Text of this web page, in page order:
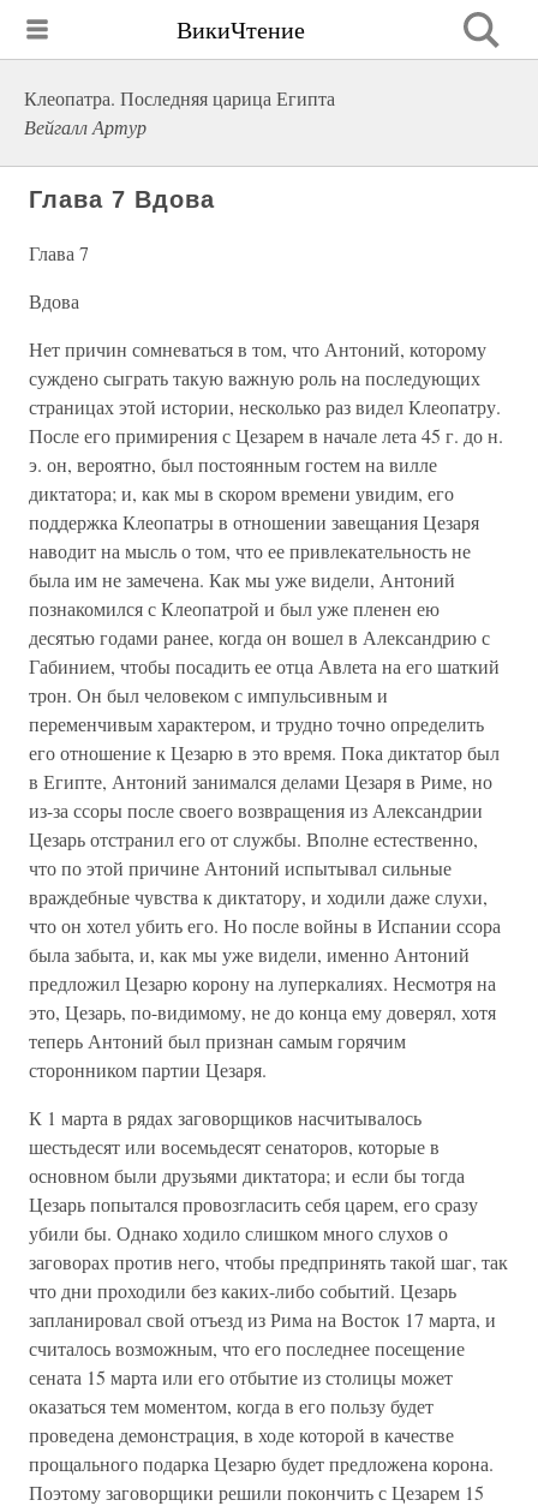
ВикиЧтение
Клеопатра. Последняя царица Египта
Вейгалл Артур
Глава 7 Вдова
Глава 7
Вдова
Нет причин сомневаться в том, что Антоний, которому
суждено сыграть такую важную роль на последующих
страницах этой истории, несколько раз видел Клеопатру.
После его примирения с Цезарем в начале лета 45 г. до н.
э. он, вероятно, был постоянным гостем на вилле
диктатора; и, как мы в скором времени увидим, его
поддержка Клеопатры в отношении завещания Цезаря
наводит на мысль о том, что ее привлекательность не
была им не замечена. Как мы уже видели, Антоний
познакомился с Клеопатрой и был уже пленен ею
десятью годами ранее, когда он вошел в Александрию с
Габинием, чтобы посадить ее отца Авлета на его шаткий
трон. Он был человеком с импульсивным и
переменчивым характером, и трудно точно определить
его отношение к Цезарю в это время. Пока диктатор был
в Египте, Антоний занимался делами Цезаря в Риме, но
из-за ссоры после своего возвращения из Александрии
Цезарь отстранил его от службы. Вполне естественно,
что по этой причине Антоний испытывал сильные
враждебные чувства к диктатору, и ходили даже слухи,
что он хотел убить его. Но после войны в Испании ссора
была забыта, и, как мы уже видели, именно Антоний
предложил Цезарю корону на луперкалиях. Несмотря на
это, Цезарь, по-видимому, не до конца ему доверял, хотя
теперь Антоний был признан самым горячим
сторонником партии Цезаря.
К 1 марта в рядах заговорщиков насчитывалось
шестьдесят или восемьдесят сенаторов, которые в
основном были друзьями диктатора; и если бы тогда
Цезарь попытался провозгласить себя царем, его сразу
убили бы. Однако ходило слишком много слухов о
заговорах против него, чтобы предпринять такой шаг, так
что дни проходили без каких-либо событий. Цезарь
запланировал свой отъезд из Рима на Восток 17 марта, и
считалось возможным, что его последнее посещение
сената 15 марта или его отбытие из столицы может
оказаться тем моментом, когда в его пользу будет
проведена демонстрация, в ходе которой в качестве
прощального подарка Цезарю будет предложена корона.
Поэтому заговорщики решили покончить с Цезарем 15